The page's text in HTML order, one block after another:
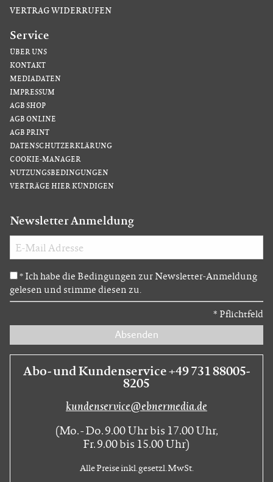
VERTRAG WIDERRUFEN
Service
ÜBER UNS
KONTAKT
MEDIADATEN
IMPRESSUM
AGB SHOP
AGB ONLINE
AGB PRINT
DATENSCHUTZERKLÄRUNG
COOKIE-MANAGER
NUTZUNGSBEDINGUNGEN
VERTRÄGE HIER KÜNDIGEN
Newsletter Anmeldung
* Ich habe die Bedingungen zur Newsletter-Anmeldung
gelesen und stimme diesen zu.
* Pflichtfeld
Absenden
Abo- und Kundenservice +49 731 88005-
8205
kundenservice@ebnermedia.de
(Mo. - Do. 9.00 Uhr bis 17.00 Uhr,
Fr. 9.00 bis 15.00 Uhr)
Alle Preise inkl. gesetzl. MwSt.